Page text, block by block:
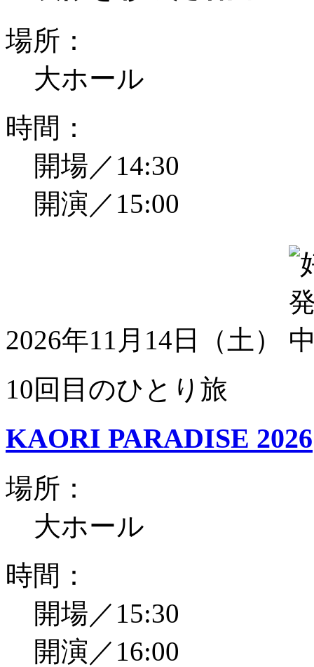
場所：
大ホール
時間：
開場／14:30
開演／15:00
2026年11月14日（土）
10回目のひとり旅
KAORI PARADISE 2026
場所：
大ホール
時間：
開場／15:30
開演／16:00